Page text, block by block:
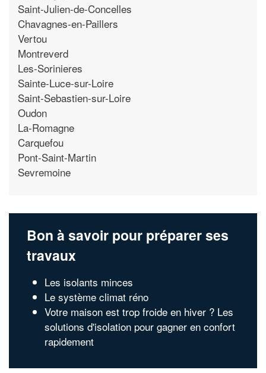
Saint-Julien-de-Concelles
Chavagnes-en-Paillers
Vertou
Montreverd
Les-Sorinieres
Sainte-Luce-sur-Loire
Saint-Sebastien-sur-Loire
Oudon
La-Romagne
Carquefou
Pont-Saint-Martin
Sevremoine
Bon à savoir pour préparer ses
travaux
Les isolants minces
Le système climat réno
Votre maison est trop froide en hiver ? Les
solutions d'isolation pour gagner en confort
rapidement